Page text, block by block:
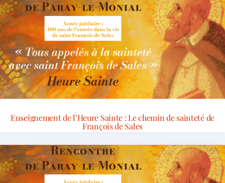
Enseignement de l’Heure Sainte : Le chemin de sainteté de
François de Sales